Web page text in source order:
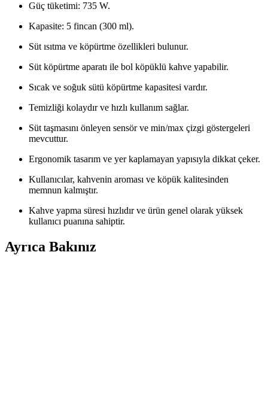
Güç tüketimi: 735 W.
Kapasite: 5 fincan (300 ml).
Süt ısıtma ve köpürtme özellikleri bulunur.
Süt köpürtme aparatı ile bol köpüklü kahve yapabilir.
Sıcak ve soğuk sütü köpürtme kapasitesi vardır.
Temizliği kolaydır ve hızlı kullanım sağlar.
Süt taşmasını önleyen sensör ve min/max çizgi göstergeleri
mevcuttur.
Ergonomik tasarım ve yer kaplamayan yapısıyla dikkat çeker.
Kullanıcılar, kahvenin aroması ve köpük kalitesinden
memnun kalmıştır.
Kahve yapma süresi hızlıdır ve ürün genel olarak yüksek
kullanıcı puanına sahiptir.
Ayrıca Bakınız